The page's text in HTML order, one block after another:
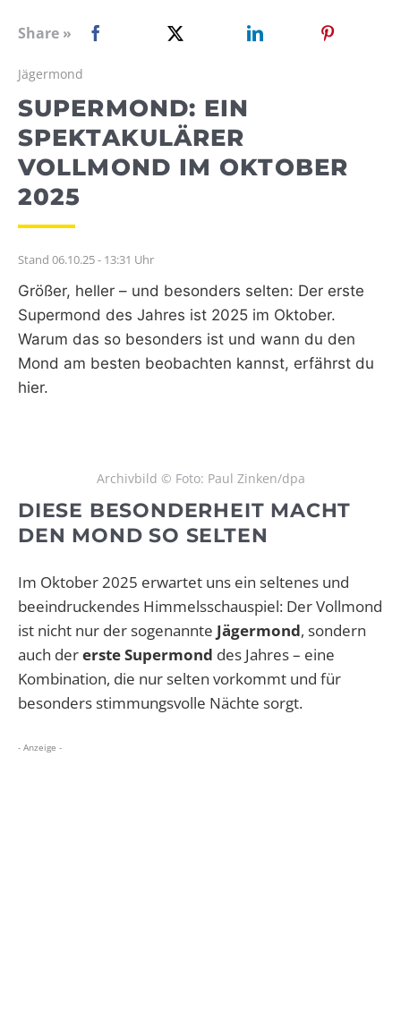
WEBRADIO
Share »
Jägermond
SUPERMOND: EIN
SPEKTAKULÄRER
VOLLMOND IM OKTOBER
2025
Stand 06.10.25 - 13:31 Uhr
Größer, heller – und besonders selten: Der erste
Supermond des Jahres ist 2025 im Oktober.
Warum das so besonders ist und wann du den
Mond am besten beobachten kannst, erfährst du
hier.
Archivbild © Foto: Paul Zinken/dpa
DIESE BESONDERHEIT MACHT
DEN MOND SO SELTEN
Im Oktober 2025 erwartet uns ein seltenes und
beeindruckendes Himmelsschauspiel: Der Vollmond
ist nicht nur der sogenannte Jägermond, sondern
auch dererste Supermond des Jahres – eine
Kombination, die nur selten vorkommt und für
besonders stimmungsvolle Nächte sorgt.
- Anzeige -